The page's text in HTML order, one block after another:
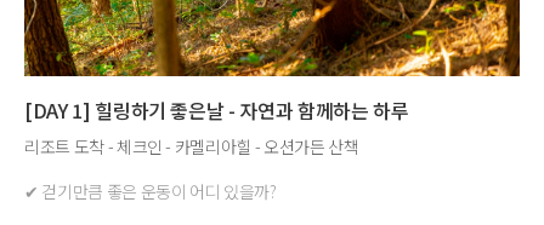
[DAY 1] 힐링하기 좋은날 - 자연과 함께하는 하루
리조트 도착 - 체크인 - 카멜리아힐 - 오션가든 산책
✔ 걷기만큼 좋은 운동이 어디 있을까?